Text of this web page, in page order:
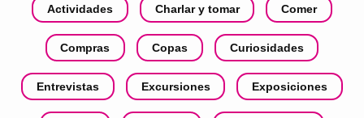
Actividades Charlar y tomar Comer
Compras Copas Curiosidades
Entrevistas Excursiones Exposiciones